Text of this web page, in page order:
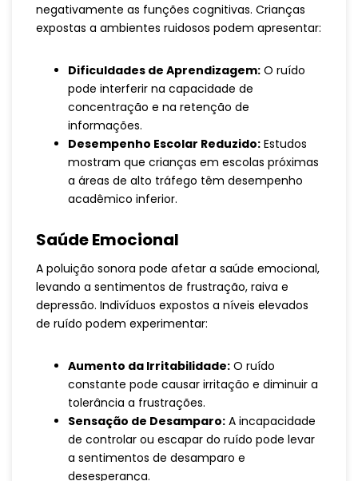
negativamente as funções cognitivas. Crianças
expostas a ambientes ruidosos podem apresentar:
Dificuldades de Aprendizagem: O ruído
pode interferir na capacidade de
concentração e na retenção de
informações.
Desempenho Escolar Reduzido: Estudos
mostram que crianças em escolas próximas
a áreas de alto tráfego têm desempenho
acadêmico inferior.
Saúde Emocional
A poluição sonora pode afetar a saúde emocional,
levando a sentimentos de frustração, raiva e
depressão. Indivíduos expostos a níveis elevados
de ruído podem experimentar:
Aumento da Irritabilidade: O ruído
constante pode causar irritação e diminuir a
tolerância a frustrações.
Sensação de Desamparo: A incapacidade
de controlar ou escapar do ruído pode levar
a sentimentos de desamparo e
desesperança.